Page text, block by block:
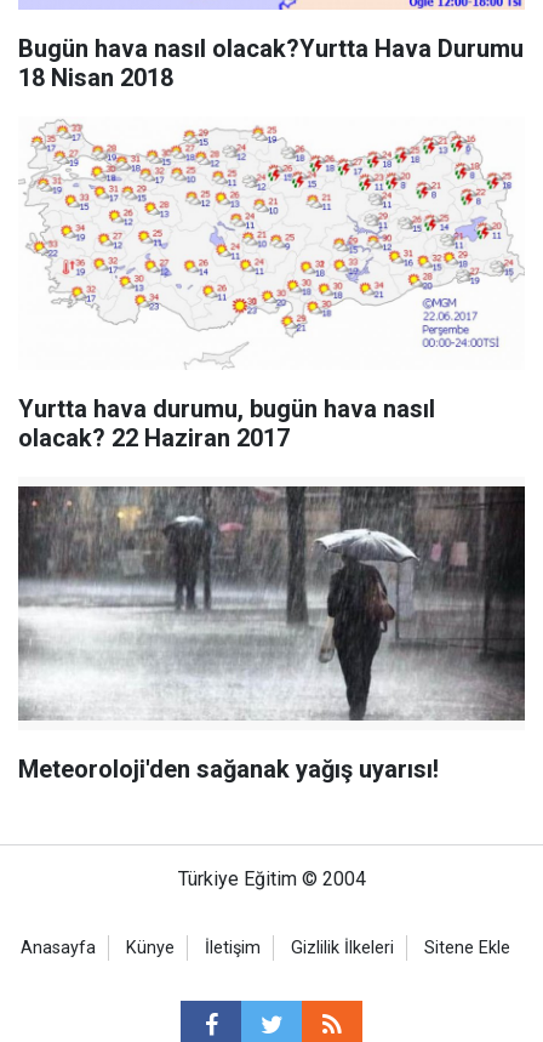
Bugün hava nasıl olacak?Yurtta Hava Durumu
18 Nisan 2018
Yurtta hava durumu, bugün hava nasıl
olacak? 22 Haziran 2017
Meteoroloji'den sağanak yağış uyarısı!
Türkiye Eğitim © 2004
Anasayfa Künye İletişim Gizlilik İlkeleri Sitene Ekle